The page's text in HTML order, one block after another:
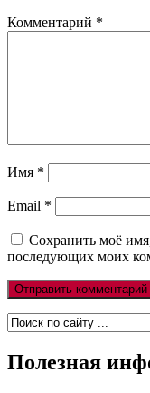
Комментарий *
Имя *
Email *
Сохранить моё
последующих моих
Полезная